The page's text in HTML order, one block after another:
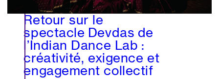
Retour sur le
spectacle Devdas de
l’Indian Dance Lab :
créativité, exigence et
engagement collectif